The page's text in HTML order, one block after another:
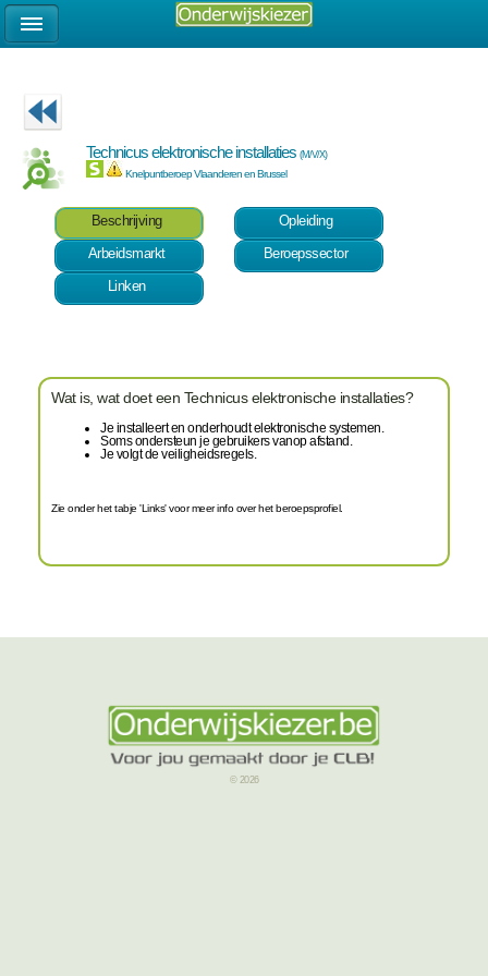
Technicus elektronische installaties(M/V/X)
Knelpuntberoep Vlaanderen en Brussel
Beschrijving
Opleiding
Arbeidsmarkt
Beroepssector
Linken
Wat is, wat doet een Technicus elektronische installaties?
Je installeert en onderhoudt elektronische systemen.
Soms ondersteun je gebruikers vanop afstand.
Je volgt de veiligheidsregels.
Zie onder het tabje 'Links' voor meer info over het beroepsprofiel.
© 2026